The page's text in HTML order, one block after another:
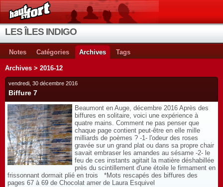
LES ÎLES INDIGO
Notes Catégories Archives Tags
Archives > 2016-12
vendredi, 30 décembre 2016
Biffure 7
Beaumont en Auge, décembre 2016 Après des
biffures en solitaire, voici une expérience à
quatre mains. Comment ne pas penser que
chaque page contient peut-être en elle mille
milliards de poèmes ? -1- l'odeur des roses
gravée sur un grand plat ou dans sa propre chair
savait embraser les amandes au sésame -2- le
feu de ces instants agitait la matière déshabillée
près du scintillement d'une étoile le firmament en
frissonnant dormait plié en trois *Mots rescapés des biffures des
pages 67 à 69 de Chocolat amer de Laura Esquivel